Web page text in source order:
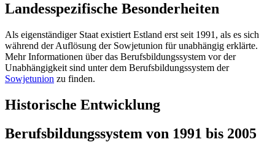
Landesspezifische Besonderheiten
Als eigenständiger Staat existiert Estland erst seit 1991, als es sich
während der Auflösung der Sowjetunion für unabhängig erklärte.
Mehr Informationen über das Berufsbildungssystem vor der
Unabhängigkeit sind unter dem Berufsbildungssystem der
Sowjetunion zu finden.
Historische Entwicklung
Berufsbildungssystem von 1991 bis 2005